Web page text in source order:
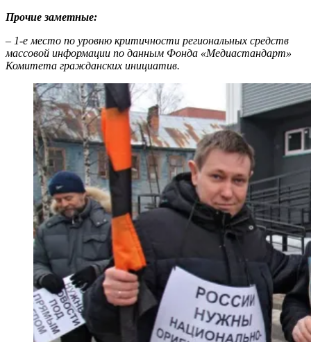
Прочие заметные:
– 1-е место по уровню критичности региональных средств
массовой информации по данным Фонда «Медиастандарт»
Комитета гражданских инициатив.